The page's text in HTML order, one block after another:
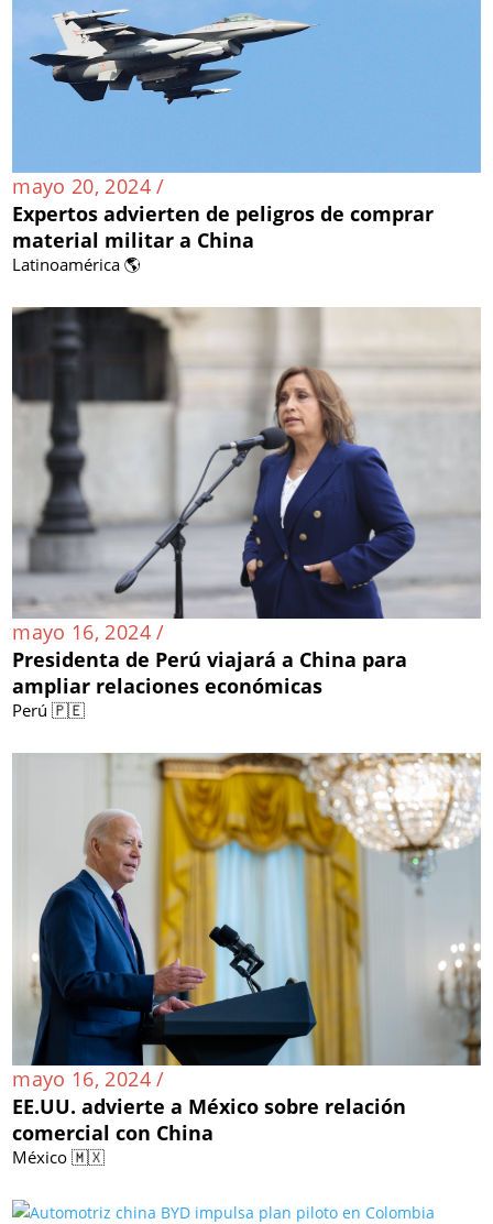
mayo 20, 2024 /
Expertos advierten de peligros de comprar
material militar a China
Latinoamérica 🌎
mayo 16, 2024 /
Presidenta de Perú viajará a China para
ampliar relaciones económicas
Perú 🇵🇪
mayo 16, 2024 /
EE.UU. advierte a México sobre relación
comercial con China
México 🇲🇽